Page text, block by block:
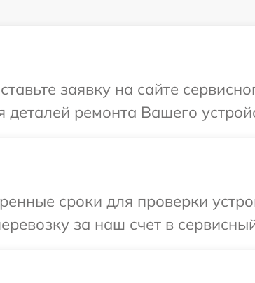
заявку на сайте
ремонта Вашего
сроки для проверки
за наш счет в